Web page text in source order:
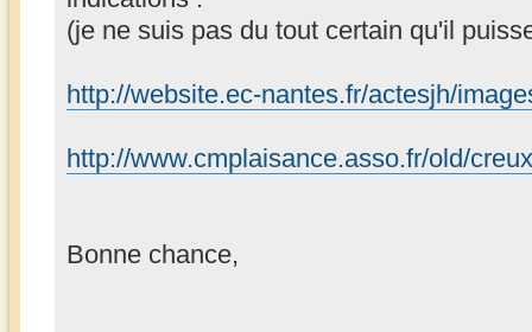
(je ne suis pas du tout certain qu'il
http://website.ec-nantes.fr/actesjh/
http://www.cmplaisance.asso.fr/old/
Bonne chance,